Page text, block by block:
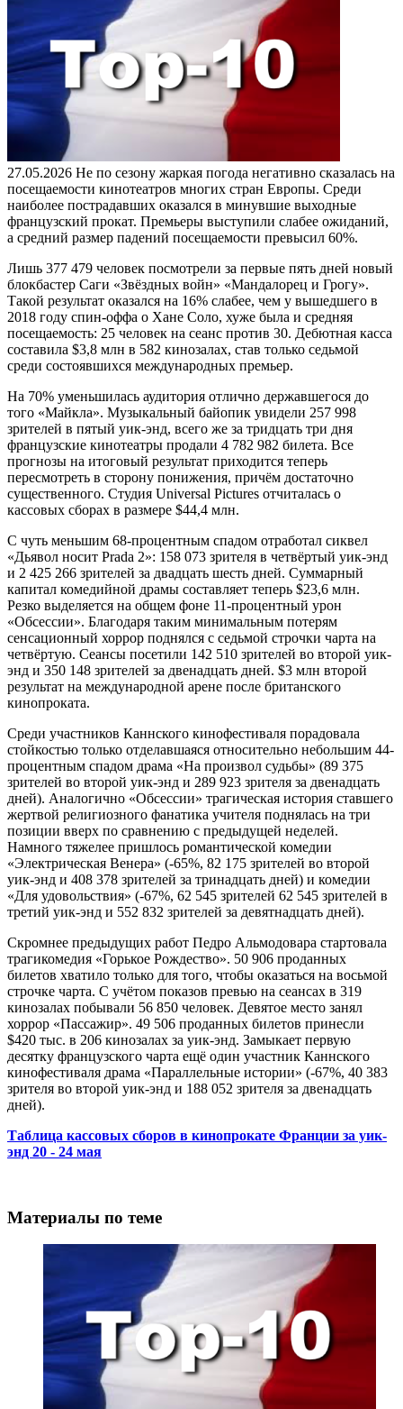
27.05.2026 Не по сезону жаркая погода негативно сказалась на
посещаемости кинотеатров многих стран Европы. Среди
наиболее пострадавших оказался в минувшие выходные
французский прокат. Премьеры выступили слабее ожиданий,
а средний размер падений посещаемости превысил 60%.
Лишь 377 479 человек посмотрели за первые пять дней новый
блокбастер Саги «Звёздных войн» «Мандалорец и Грогу».
Такой результат оказался на 16% слабее, чем у вышедшего в
2018 году спин-оффа о Хане Соло, хуже была и средняя
посещаемость: 25 человек на сеанс против 30. Дебютная касса
составила $3,8 млн в 582 кинозалах, став только седьмой
среди состоявшихся международных премьер.
На 70% уменьшилась аудитория отлично державшегося до
того «Майкла». Музыкальный байопик увидели 257 998
зрителей в пятый уик-энд, всего же за тридцать три дня
французские кинотеатры продали 4 782 982 билета. Все
прогнозы на итоговый результат приходится теперь
пересмотреть в сторону понижения, причём достаточно
существенного. Студия Universal Pictures отчиталась о
кассовых сборах в размере $44,4 млн.
С чуть меньшим 68-процентным спадом отработал сиквел
«Дьявол носит Prada 2»: 158 073 зрителя в четвёртый уик-энд
и 2 425 266 зрителей за двадцать шесть дней. Суммарный
капитал комедийной драмы составляет теперь $23,6 млн.
Резко выделяется на общем фоне 11-процентный урон
«Обсессии». Благодаря таким минимальным потерям
сенсационный хоррор поднялся с седьмой строчки чарта на
четвёртую. Сеансы посетили 142 510 зрителей во второй уик-
энд и 350 148 зрителей за двенадцать дней. $3 млн второй
результат на международной арене после британского
кинопроката.
Среди участников Каннского кинофестиваля порадовала
стойкостью только отделавшаяся относительно небольшим 44-
процентным спадом драма «На произвол судьбы» (89 375
зрителей во второй уик-энд и 289 923 зрителя за двенадцать
дней). Аналогично «Обсессии» трагическая история ставшего
жертвой религиозного фанатика учителя поднялась на три
позиции вверх по сравнению с предыдущей неделей.
Намного тяжелее пришлось романтической комедии
«Электрическая Венера» (-65%, 82 175 зрителей во второй
уик-энд и 408 378 зрителей за тринадцать дней) и комедии
«Для удовольствия» (-67%, 62 545 зрителей 62 545 зрителей в
третий уик-энд и 552 832 зрителей за девятнадцать дней).
Скромнее предыдущих работ Педро Альмодовара стартовала
трагикомедия «Горькое Рождество». 50 906 проданных
билетов хватило только для того, чтобы оказаться на восьмой
строчке чарта. С учётом показов превью на сеансах в 319
кинозалах побывали 56 850 человек. Девятое место занял
хоррор «Пассажир». 49 506 проданных билетов принесли
$420 тыс. в 206 кинозалах за уик-энд. Замыкает первую
десятку французского чарта ещё один участник Каннского
кинофестиваля драма «Параллельные истории» (-67%, 40 383
зрителя во второй уик-энд и 188 052 зрителя за двенадцать
дней).
Таблица кассовых сборов в кинопрокате Франции за уик-
энд 20 - 24 мая
Материалы по теме